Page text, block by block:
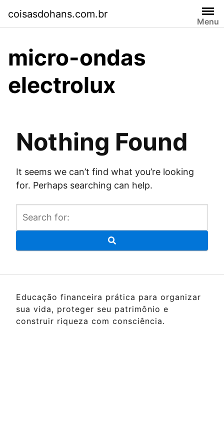
content
coisasdohans.com.br
Menu
micro-ondas
electrolux
Nothing Found
It seems we can’t find what you’re looking
for. Perhaps searching can help.
Educação financeira prática para organizar
sua vida, proteger seu patrimônio e
construir riqueza com consciência.